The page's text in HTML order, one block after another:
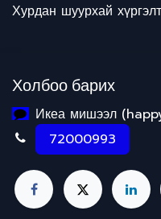
Хурдан шуурхай
Холбоо барих
Икеа мишээл
72000993